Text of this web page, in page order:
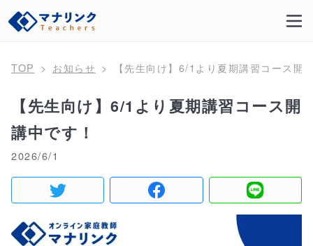
TOP お知らせ 【先生向け】6/1より夏期講習コース開
【先生向け】6/1より夏期講習コース開
講中です！
2026/6/1